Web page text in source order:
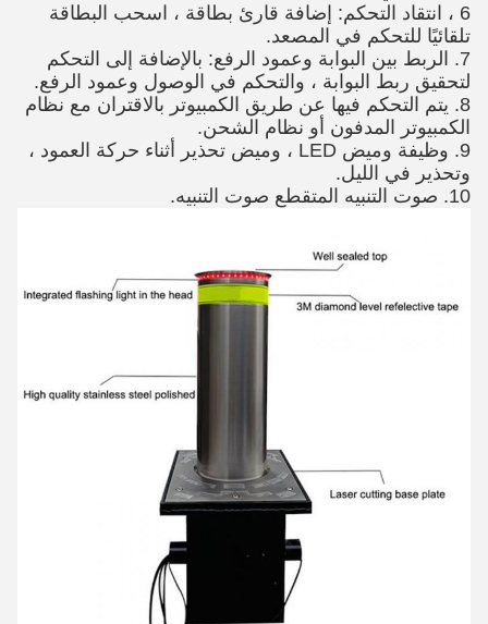
6 ، انتقاد التحكم: إضافة قارئ بطاقة ، اسحب البطاقة
تلقائيًا للتحكم في المصعد.
7. الربط بين البوابة وعمود الرفع: بالإضافة إلى التحكم
لتحقيق ربط البوابة ، والتحكم في الوصول وعمود الرفع.
8. يتم التحكم فيها عن طريق الكمبيوتر بالاقتران مع نظام
الكمبيوتر المدفون أو نظام الشحن.
9. وظيفة وميض LED ، وميض تحذير أثناء حركة العمود ،
وتحذير في الليل.
10. صوت التنبيه المتقطع صوت التنبيه.